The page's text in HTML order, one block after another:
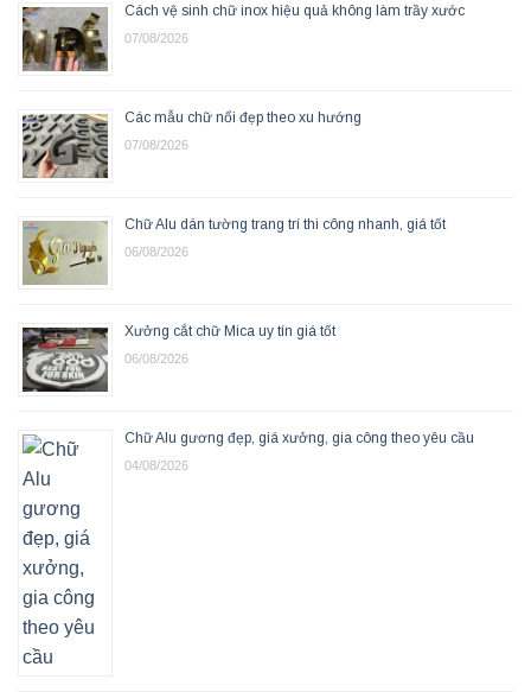
Cách vệ sinh chữ inox hiệu quả không làm trầy xước
07/08/2026
Các mẫu chữ nổi đẹp theo xu hướng
07/08/2026
Chữ Alu dán tường trang trí thi công nhanh, giá tốt
06/08/2026
Xưởng cắt chữ Mica uy tín giá tốt
06/08/2026
Chữ Alu gương đẹp, giá xưởng, gia công theo yêu cầu
04/08/2026